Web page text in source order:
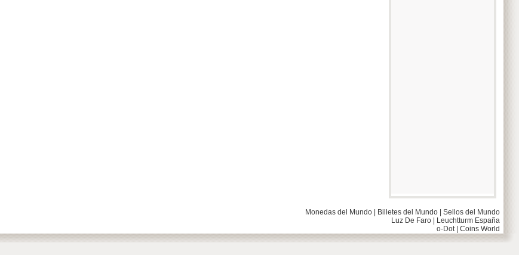
Monedas del Mundo Billetes del Mundo
Sellos del Mundo
Luz De Faro
Leuchtturm España
o-Dot| Coins World